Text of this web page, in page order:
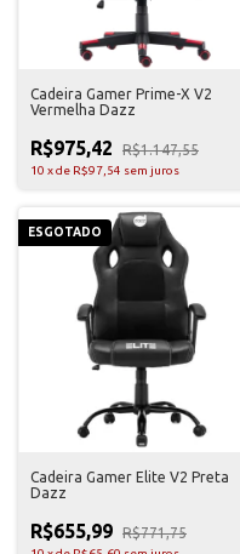
Cadeira Gamer Prime-X V2
Vermelha Dazz
R$975,42 R$1.147,55
10 xde R$97,54 sem juros
ESGOTADO
Cadeira Gamer Elite V2 Preta
Dazz
R$655,99 R$771,75